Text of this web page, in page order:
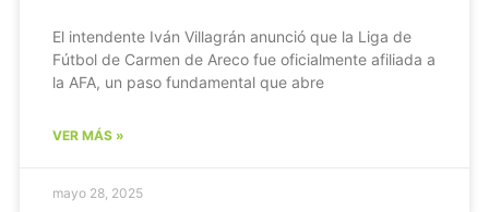
El intendente Iván Villagrán anunció que la Liga de
Fútbol de Carmen de Areco fue oficialmente afiliada a
la AFA, un paso fundamental que abre
VER MÁS »
mayo 28, 2025